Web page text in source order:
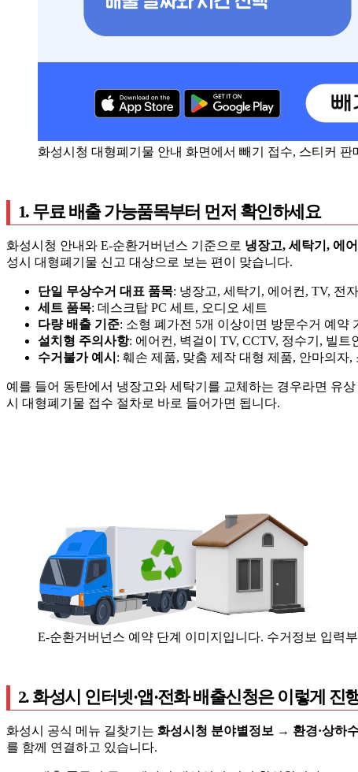
화성시청 대형폐기물 안내 화면에서 빼기 접수, 스티커
1. 무료 배출 가능품목부터 먼저 확인하세요
화성시청 안내와 E-순환거버넌스 기준으로 냉장고, 세탁기, 에
성시 대형폐기물 신고 대상으로 보는 편이 맞습니다.
단일 무상수거 대표 품목: 냉장고, 세탁기, 에어컨, TV, 전
세트 품목: 데스크탑 PC 세트, 오디오 세트
다량 배출 기준: 소형 폐가전 5개 이상이면 방문수거 예약
설치형 주의사항: 에어컨, 벽걸이 TV, CCTV, 정수기, 빌
수거불가 예시 : 훼손 제품, 맞춤 제작 대형 제품, 안마의자,
예를 들어 동탄에서 냉장고와 세탁기를 교체하는 경우라면 유
시 대형폐기물 접수 절차로 바로 들어가면 됩니다.
E-순환거버넌스 예약 단계 이미지입니다. 수거정보 입력
2. 화성시 인터넷·앱·전화 배출신청은 이렇게 진
화성시 공식 메뉴 길찾기는 화성시청 분야별정보 → 환경·상하
를 함께 연결하고 있습니다.